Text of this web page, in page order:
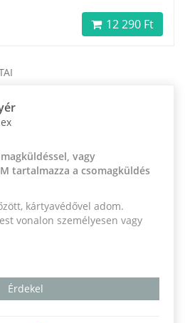
12 290 Ft
vagy
tartalmazza a csomagküldés
kártyavédővel adom.
vonalon személyesen vagy
Érdekel